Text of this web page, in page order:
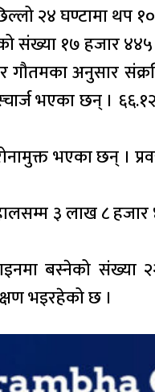
२४ घण्टामा थप
संख्या १७ हजार
गौतमका अनुसार
भएका छन् ।
भएका छन् ।
३ लाख ८
बस्नेको
भइरहेको छ ।